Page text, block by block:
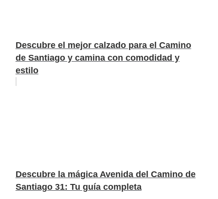
Descubre el mejor calzado para el Camino
de Santiago y camina con comodidad y
estilo
Descubre la mágica Avenida del Camino de
Santiago 31: Tu guía completa